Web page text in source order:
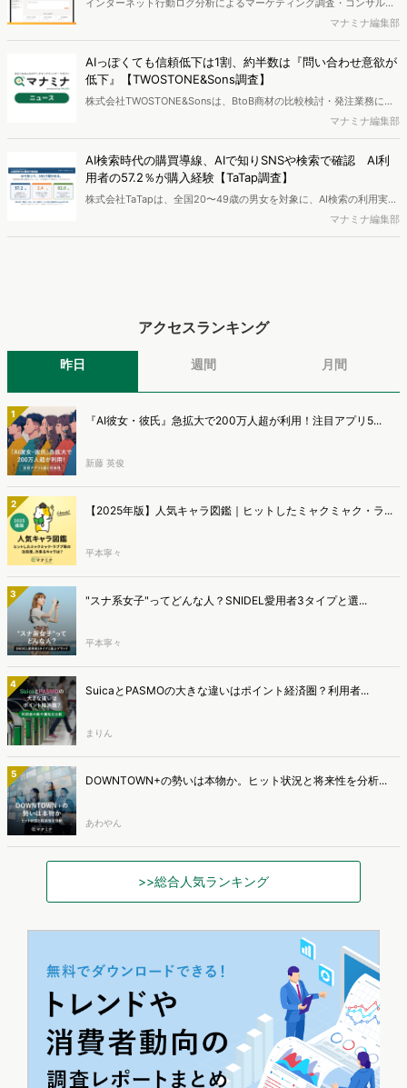
インターネット行動ログ分析によるマーケティング調査・コンサルテ
ィングサービスを提供する株式会社ヴァリューズは、国内最大規模
250万人のWeb行動ログデータを基盤としたマーケティングリサーチ
エンジン「Dockpit（ドックピット）」の新機能として、AIが市場分
析から仮説構築、レポート作成までを自律的にサポートする
「Dockpit AIエージェント」の提供を開始いたしました。
マナミナ編集部
AIっぽくても信頼低下は1割、約半数は『問い合わせ意欲が
低下』【TWOSTONE&Sons調査】
株式会社TWOSTONE&Sonsは、BtoB商材の比較検討・発注業務に携
わる担当者を対象に、コンテンツのAIっぽさに関する意識調査を実施
し、結果を公開しました。
マナミナ編集部
AI検索時代の購買導線、AIで知りSNSや検索で確認 AI利
用者の57.2％が購入経験【TaTap調査】
株式会社TaTapは、全国20〜49歳の男女を対象に、AI検索の利用実態
と、AIで知った商品をどこで確かめているかを調査し、結果を公開し
ました。
マナミナ編集部
アクセスランキング
昨日 週間 月間
1 『AI彼女・彼氏』急拡大で200万人超が利用！注目アプリ5...
新藤 英俊
2 【2025年版】人気キャラ図鑑｜ヒットしたミャクミャク・ラ...
平本寧々
3 "スナ系女子"ってどんな人？SNIDEL愛用者3タイプと選...
平本寧々
4 SuicaとPASMOの大きな違いはポイント経済圏？利用者...
まりん
5 DOWNTOWN+の勢いは本物か。ヒット状況と将来性を分析...
あわやん
>>総合人気ランキング